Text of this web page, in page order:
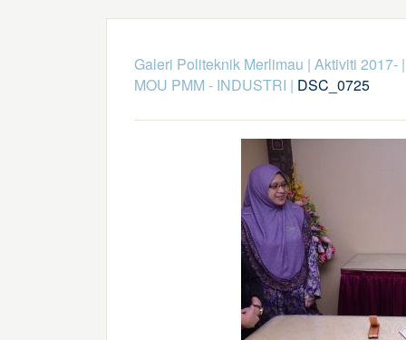
Galeri Politeknik Merlimau | Aktiviti 2017-
MOU PMM - INDUSTRI | DSC_0725